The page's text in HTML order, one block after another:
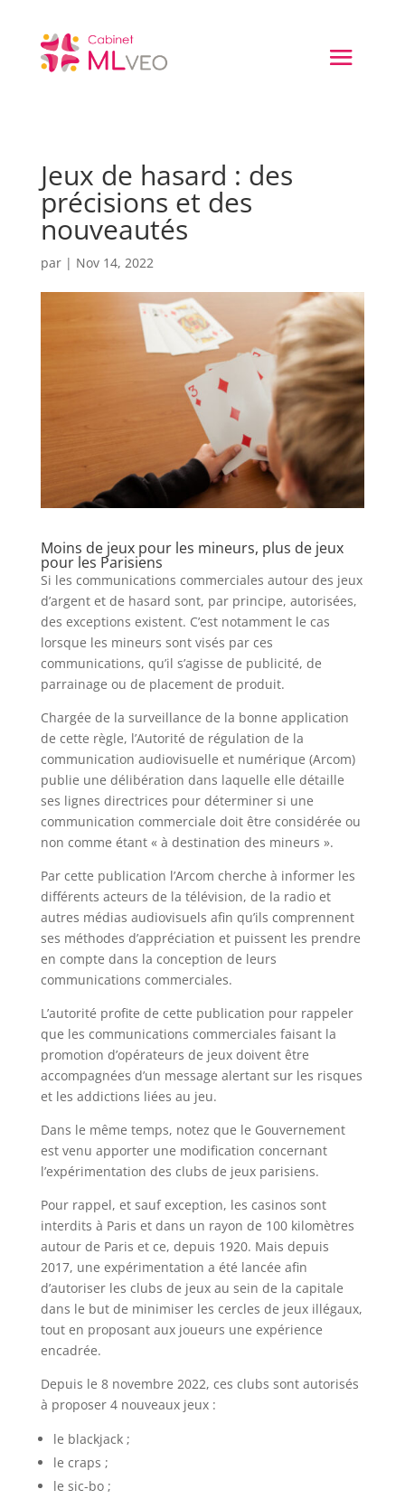
Jeux de hasard : des
précisions et des
nouveautés
par | Nov 14, 2022
Moins de jeux pour les mineurs, plus de jeux
pour les Parisiens
Si les communications commerciales autour des jeux
d’argent et de hasard sont, par principe, autorisées,
des exceptions existent. C’est notamment le cas
lorsque les mineurs sont visés par ces
communications, qu’il s’agisse de publicité, de
parrainage ou de placement de produit.
Chargée de la surveillance de la bonne application
de cette règle, l’Autorité de régulation de la
communication audiovisuelle et numérique (Arcom)
publie une délibération dans laquelle elle détaille
ses lignes directrices pour déterminer si une
communication commerciale doit être considérée ou
non comme étant « à destination des mineurs ».
Par cette publication l’Arcom cherche à informer les
différents acteurs de la télévision, de la radio et
autres médias audiovisuels afin qu’ils comprennent
ses méthodes d’appréciation et puissent les prendre
en compte dans la conception de leurs
communications commerciales.
L’autorité profite de cette publication pour rappeler
que les communications commerciales faisant la
promotion d’opérateurs de jeux doivent être
accompagnées d’un message alertant sur les risques
et les addictions liées au jeu.
Dans le même temps, notez que le Gouvernement
est venu apporter une modification concernant
l’expérimentation des clubs de jeux parisiens.
Pour rappel, et sauf exception, les casinos sont
interdits à Paris et dans un rayon de 100 kilomètres
autour de Paris et ce, depuis 1920. Mais depuis
2017, une expérimentation a été lancée afin
d’autoriser les clubs de jeux au sein de la capitale
dans le but de minimiser les cercles de jeux illégaux,
tout en proposant aux joueurs une expérience
encadrée.
Depuis le 8 novembre 2022, ces clubs sont autorisés
à proposer 4 nouveaux jeux :
le blackjack ;
le craps ;
le sic-bo ;